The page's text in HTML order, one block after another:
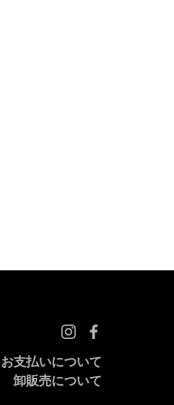
お支払いについて
卸販売について